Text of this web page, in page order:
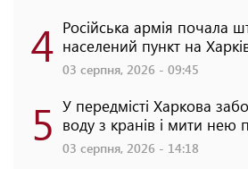
4 Російська армія почала
населений пункт на
03 серпня, 2026 - 09:45
5 У передмісті Харкова
воду з кранів і мити нею
03 серпня, 2026 - 14:18